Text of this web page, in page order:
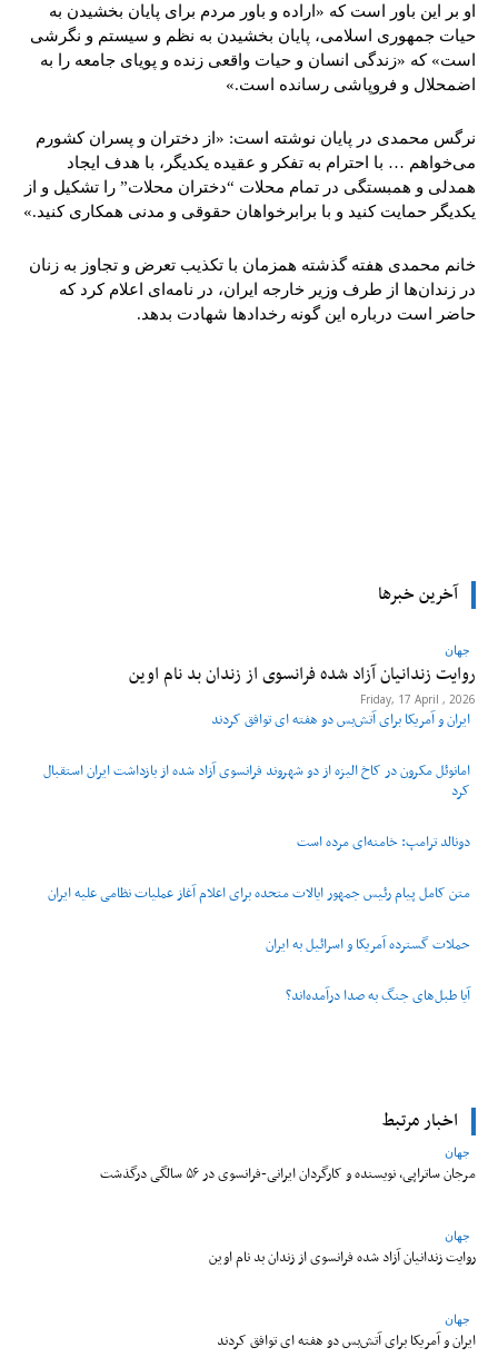
او بر این باور است که «اراده و باور مردم برای پایان بخشیدن به
حیات جمهوری اسلامی، پایان بخشیدن به نظم و سیستم و نگرشی
است» که «زندگی انسان و حیات واقعی زنده و پویای جامعه را به
اضمحلال و فروپاشی رسانده است.»
نرگس محمدی در پایان نوشته است: «از دختران و پسران کشورم
می‌خواهم … با احترام به تفکر و عقیده یکدیگر، با هدف ایجاد
همدلی و همبستگی در تمام محلات “دختران محلات” را تشکیل و از
یکدیگر حمایت کنید و با برابرخواهان حقوقی و مدنی همکاری کنید.»
خانم محمدی هفته گذشته همزمان با تکذیب تعرض و تجاوز به زنان
در زندان‌ها از طرف وزیر خارجه ایران، در نامه‌ای اعلام کرد که
حاضر است درباره این گونه رخدادها شهادت بدهد.
آخرین خبرها
جهان
روایت زندانیان آزاد شده فرانسوی از زندان ‌بد نام اوین
Friday, 17 April , 2026
ایران و آمریکا برای آتش‌بس دو هفته‌ ای توافق کردند
امانوئل مکرون در کاخ الیزه از دو شهروند فرانسوی آزاد شده از بازداشت ایران استقبال
کرد
دونالد ترامپ: خامنه‌ای مرده است
متن کامل پیام رئیس جمهور ایالات متحده برای اعلام آغاز عملیات نظامی علیه ایران
حملات گسترده آمریکا و اسرائیل به ایران
آیا طبل‌های جنگ به صدا درآمده‌اند؟
اخبار مرتبط
جهان
مرجان ساتراپی، نویسنده و کارگردان ایرانی-فرانسوی در ۵۶ سالگی درگذشت
جهان
روایت زندانیان آزاد شده فرانسوی از زندان ‌بد نام اوین
جهان
ایران و آمریکا برای آتش‌بس دو هفته‌ ای توافق کردند